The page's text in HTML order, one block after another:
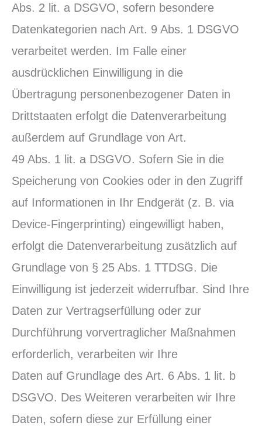
Abs. 2 lit. a DSGVO, sofern besondere
Datenkategorien nach Art. 9 Abs. 1 DSGVO
verarbeitet werden. Im Falle einer
ausdrücklichen Einwilligung in die
Übertragung personenbezogener Daten in
Drittstaaten erfolgt die Datenverarbeitung
außerdem auf Grundlage von Art.
49 Abs. 1 lit. a DSGVO. Sofern Sie in die
Speicherung von Cookies oder in den Zugriff
auf Informationen in Ihr Endgerät (z. B. via
Device-Fingerprinting) eingewilligt haben,
erfolgt die Datenverarbeitung zusätzlich auf
Grundlage von § 25 Abs. 1 TTDSG. Die
Einwilligung ist jederzeit widerrufbar. Sind Ihre
Daten zur Vertragserfüllung oder zur
Durchführung vorvertraglicher Maßnahmen
erforderlich, verarbeiten wir Ihre
Daten auf Grundlage des Art. 6 Abs. 1 lit. b
DSGVO. Des Weiteren verarbeiten wir Ihre
Daten, sofern diese zur Erfüllung einer